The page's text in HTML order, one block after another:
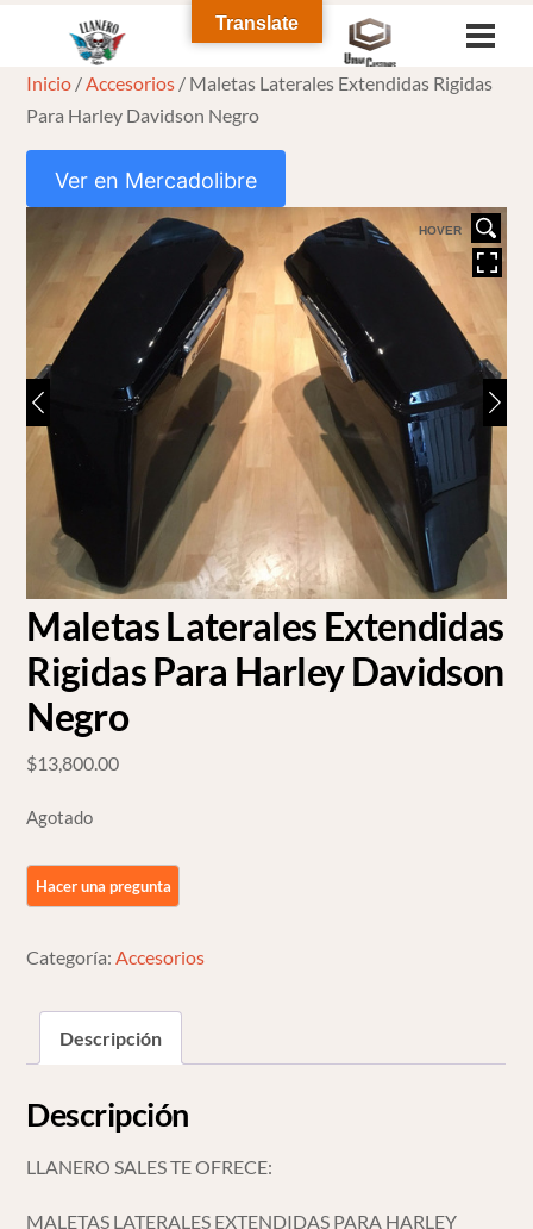
content
Inicio /Accesorios / Maletas Laterales Extendidas Rigidas
Para Harley Davidson Negro
Ver en Mercadolibre
HOVER
Maletas Laterales Extendidas
Rigidas Para Harley Davidson
Negro
$13,800.00
Agotado
Categoría:Accesorios
Descripción
Descripción
LLANERO SALES TE OFRECE:
MALETAS LATERALES EXTENDIDAS PARA HARLEY
Translate